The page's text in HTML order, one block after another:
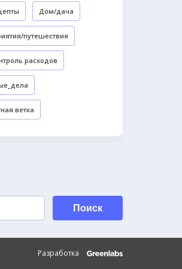
Дом/дача
путешествия
расходов
ветка
Поиск
Разработка